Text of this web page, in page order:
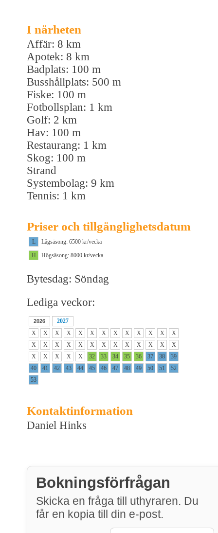
I närheten
Affär: 8 km
Apotek: 8 km
Badplats: 100 m
Busshållplats: 500 m
Fiske: 100 m
Fotbollsplan: 1 km
Golf: 2 km
Hav: 100 m
Restaurang: 1 km
Skog: 100 m
Strand
Systembolag: 9 km
Tennis: 1 km
Priser och tillgänglighetsdatum
L
Lågsäsong: 6500 kr/vecka
H
Högsäsong: 8000 kr/vecka
Bytesdag: Söndag
Lediga veckor:
2026
2027
X
X X X X X X X X X X X
X
X
X X X X X X X X X X X
X
X
X X X X 32 33 34 35 36 37 38
39
40
41 42 43 44 45 46 47 48 49 50 51
52
53
Kontaktinformation
Daniel Hinks
Bokningsförfrågan
Skicka en fråga till uthyraren. Du
får en kopia till din e-post.